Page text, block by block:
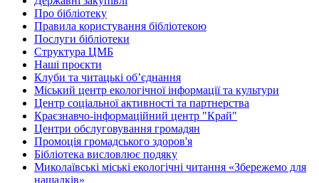
Про бібліотеку
Правила користування бібліотекою
Послуги бібліотеки
Структура ЦМБ
Наші проєкти
Клуби та читацькі об’єднання
Міський центр екологічної інформації та культури
Центр соціальної активності та партнерства
Краєзнавчо-інформаційний центр "Край"
Центри обслуговування громадян
Промоція громадського здоров'я
Бібліотека висловлює подяку
Миколаївські міські екологічні читання «Збережемо для
нащадків»